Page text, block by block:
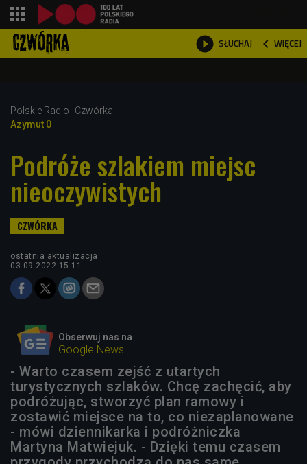
 SŁUCHAJ  WIĘCEJ

Polskie Radio
Czwórka
Azymut 0
Podróże szlakiem miejsc
nieoczywistych
ostatnia aktualizacja:
03.09.2022 15:11
Obserwuj nas na
Google News
- Warto czasem zejść z utartych
turystycznych szlaków. Chcę zachęcić, aby
podróżując, stworzyć plan ramowy i
zostawić miejsce na to, co niezaplanowane
- mówi dziennikarka i podróżniczka
Martyna Matwiejuk. - Dzięki temu czasem